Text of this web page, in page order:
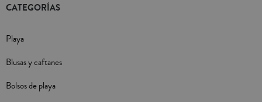
CATEGORÍAS
Playa
Blusas y caftanes
Bolsos de playa